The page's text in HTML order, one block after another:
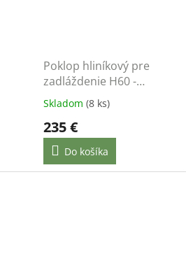
Poklop hliníkový pre
zadláždenie H60 -
700x700 - nosnosť do
12,5 t
Skladom (8 ks)
235 €
Do košíka